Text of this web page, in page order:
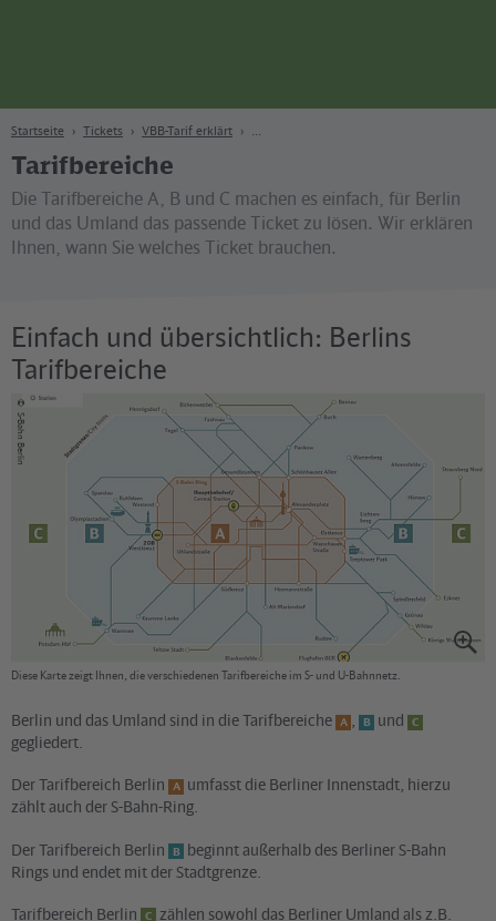
Startseite Tickets VBB-Tarif erklärt
Tarifbereiche
Die Tarifbereiche A, B und C machen es einfach, für Berlin
und das Umland das passende Ticket zu lösen. Wir erklären
Ihnen, wann Sie welches Ticket brauchen.
Einfach und übersichtlich: Berlins
Tarifbereiche
©
S-Bahn Berlin
Diese Karte zeigt Ihnen, die verschiedenen Tarifbereiche im S- und U-Bahnnetz.
Berlin und das Umland sind in die Tarifbereiche A B und C
gegliedert.
Der Tarifbereich Berlin A
umfasst die Berliner Innenstadt, hierzu
zählt auch der S-Bahn-Ring.
Der Tarifbereich Berlin B
beginnt außerhalb des Berliner S-Bahn
Rings und endet mit der Stadtgrenze.
Tarifbereich Berlin C
zählen sowohl das Berliner Umland als z.B.